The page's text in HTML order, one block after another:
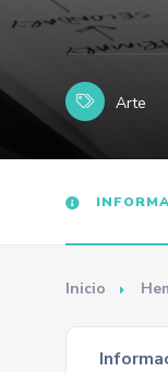
Arte
Inicio